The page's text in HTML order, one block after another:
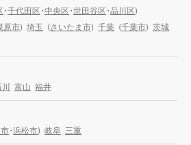
・千代田区・中央区・世田谷区・品川区)
原市) 埼玉 (さいたま市) 千葉 (千葉市) 茨城
富山 福井
・浜松市) 岐阜 三重